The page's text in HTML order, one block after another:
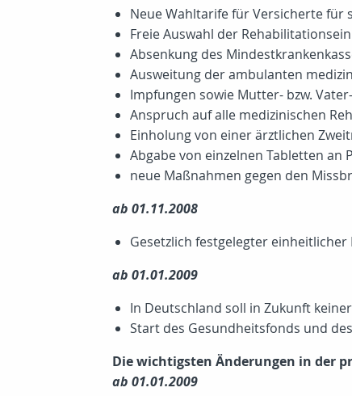
Neue Wahltarife für Versicherte für
Freie Auswahl der
Absenkung des
Ausweitung der ambulanten
Impfungen sowie Mutter- bzw.
Anspruch auf alle medizinischen
Einholung von einer ärztlichen
Abgabe von einzelnen Tabletten an
neue Maßnahmen gegen den
ab 01.11.2008
Gesetzlich festgelegter einheitlicher
ab 01.01.2009
In Deutschland soll in Zukunft
Start des Gesundheitsfonds und
Die wichtigsten Änderungen in der
ab 01.01.2009